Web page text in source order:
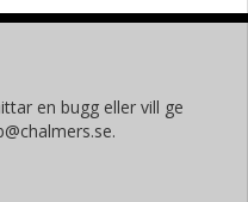
en bugg eller vill ge